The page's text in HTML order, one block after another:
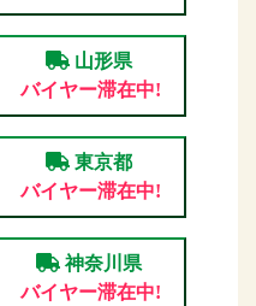
山形県
バイヤー滞在中!
東京都
バイヤー滞在中!
神奈川県
バイヤー滞在中!